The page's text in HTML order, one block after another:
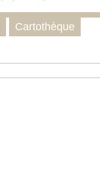
Cartothèque